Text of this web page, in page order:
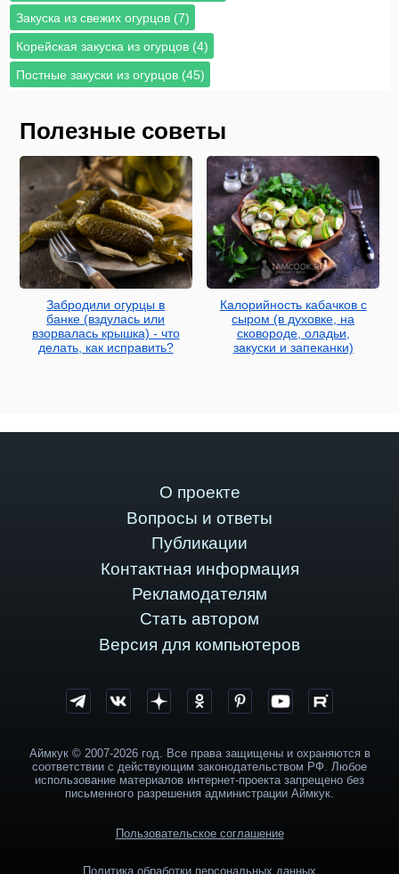
Закуска из свежих огурцов (7)
Корейская закуска из огурцов (4)
Постные закуски из огурцов (45)
Полезные советы
Забродили огурцы в
банке (вздулась или
взорвалась крышка) - что
делать, как исправить?
Калорийность кабачков с
сыром (в духовке, на
сковороде, оладьи,
закуски и запеканки)
О проекте
Вопросы и ответы
Публикации
Контактная информация
Рекламодателям
Стать автором
Версия для компьютеров
Аймкук © 2007-2026 год. Все права защищены и охраняются в
соответствии с действующим законодательством РФ. Любое
использование материалов интернет-проекта запрещено без
письменного разрешения администрации Аймкук.
Пользовательское соглашение
Политика обработки персональных данных